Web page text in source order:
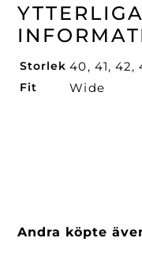
Storlek 40, 41, 42,
Fit Wide
Andra köpte